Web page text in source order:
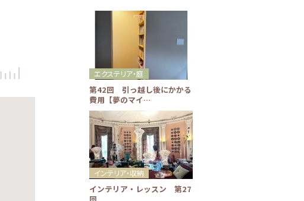
第42回 引っ越し後にかかる
費用【夢のマイ…
エクステリア・庭
インテリア・レッスン 第27
インテリア・収納